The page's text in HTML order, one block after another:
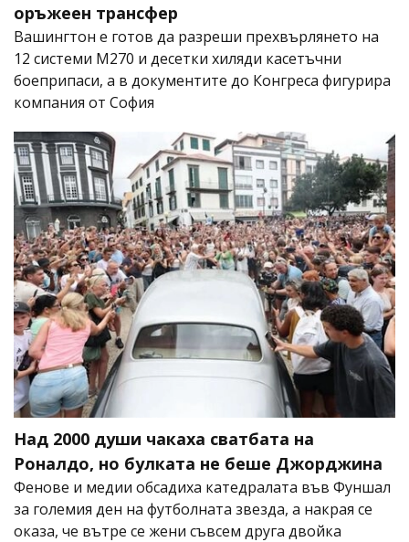
оръжеен трансфер
Вашингтон е готов да разреши прехвърлянето на
12 системи M270 и десетки хиляди касетъчни
боеприпаси, а в документите до Конгреса фигурира
компания от София
Над 2000 души чакаха сватбата на
Роналдо, но булката не беше Джорджина
Фенове и медии обсадиха катедралата във Фуншал
за големия ден на футболната звезда, а накрая се
оказа, че вътре се жени съвсем друга двойка